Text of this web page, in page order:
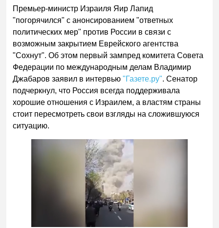
Премьер-министр Израиля Яир Лапид
"погорячился" с анонсированием "ответных
политических мер" против России в связи с
возможным закрытием Еврейского агентства
"Сохнут". Об этом первый зампред комитета Совета
Федерации по международным делам Владимир
Джабаров заявил в интервью"Газете.ру". Сенатор
подчеркнул, что Россия всегда поддерживала
хорошие отношения с Израилем, а властям страны
стоит пересмотреть свои взгляды на сложившуюся
ситуацию.